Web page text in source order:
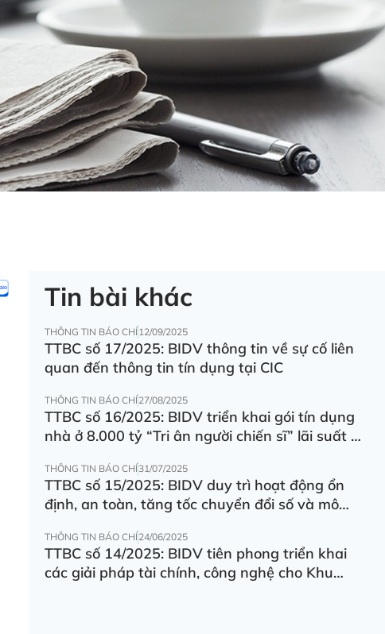
Tin bài khác
THÔNG TIN BÁO CHÍ12/09/2025
TTBC số 17/2025: BIDV thông tin về sự cố liên
quan đến thông tin tín dụng tại CIC
THÔNG TIN BÁO CHÍ27/08/2025
TTBC số 16/2025: BIDV triển khai gói tín dụng
nhà ở 8.000 tỷ “Tri ân người chiến sĩ” lãi suất ưu
THÔNG TIN BÁO CHÍ31/07/2025
TTBC số 15/2025: BIDV duy trì hoạt động ổn
định, an toàn, tăng tốc chuyển đổi số và mô
THÔNG TIN BÁO CHÍ24/06/2025
TTBC số 14/2025: BIDV tiên phong triển khai
các giải pháp tài chính, công nghệ cho Khu